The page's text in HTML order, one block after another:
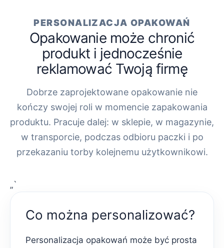
PERSONALIZACJA OPAKOWAŃ
Opakowanie może chronić
produkt i jednocześnie
reklamować Twoją firmę
Dobrze zaprojektowane opakowanie nie
kończy swojej roli w momencie zapakowania
produktu. Pracuje dalej: w sklepie, w magazynie,
w transporcie, podczas odbioru paczki i po
przekazaniu torby kolejnemu użytkownikowi.
„`
Co można personalizować?
Personalizacja opakowań może być prosta